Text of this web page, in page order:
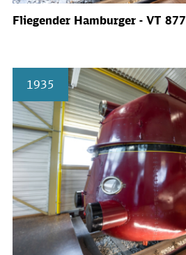
Fliegender Hamburger - VT 877
1935